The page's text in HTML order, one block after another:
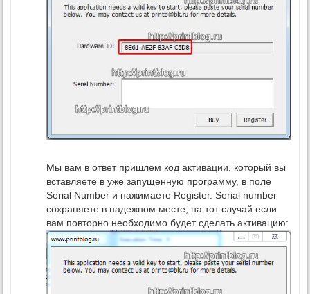
Мы вам в ответ пришлем код активации, который вы
вставляете в уже запущенную программу, в поле
Serial Number и нажимаете Register. Serial number
сохраняете в надежном месте, на тот случай если
вам повторно необходимо будет сделать активацию: